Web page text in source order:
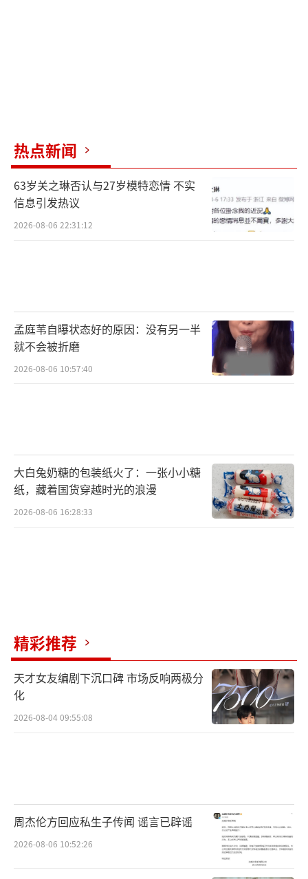
热点新闻
63岁关之琳否认与27岁模特恋情 不实
信息引发热议
2026-08-06 22:31:12
孟庭苇自曝状态好的原因：没有另一半
就不会被折磨
2026-08-06 10:57:40
大白兔奶糖的包装纸火了：一张小小糖
纸，藏着国货穿越时光的浪漫
2026-08-06 16:28:33
精彩推荐
天才女友编剧下沉口碑 市场反响两极分
化
2026-08-04 09:55:08
周杰伦方回应私生子传闻 谣言已辟谣
2026-08-06 10:52:26